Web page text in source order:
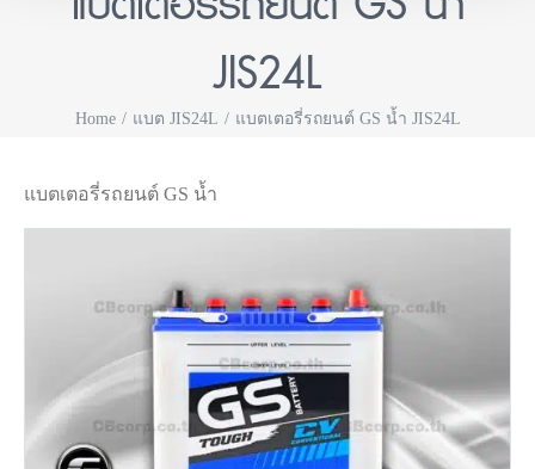
JIS24L
Home แบต JIS24L แบตเตอรี่รถยนต์ GS น้ำ JIS24L
แบตเตอรี่รถยนต์ GS น้ำ